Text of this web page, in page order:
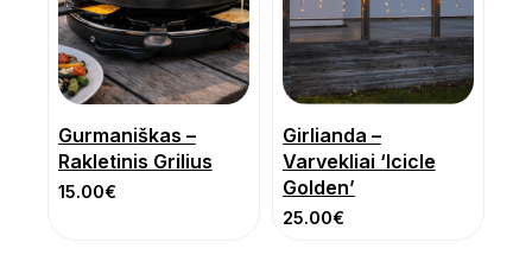
Gurmaniškas –
Rakletinis Grilius
15.00€
Girlianda –
Varvekliai ‘Icicle
Golden’
25.00€